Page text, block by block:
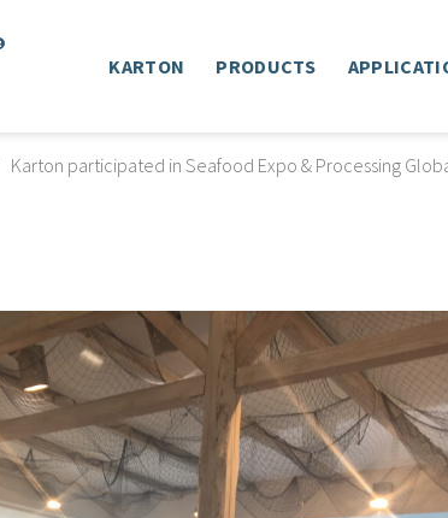
KARTON PRODUCTS
Karton participated in Seafood Expo & Processing